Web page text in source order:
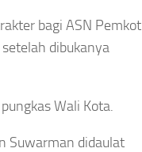
bagi ASN Pemkot
dibukanya
Wali Kota.
Suwarman didaulat